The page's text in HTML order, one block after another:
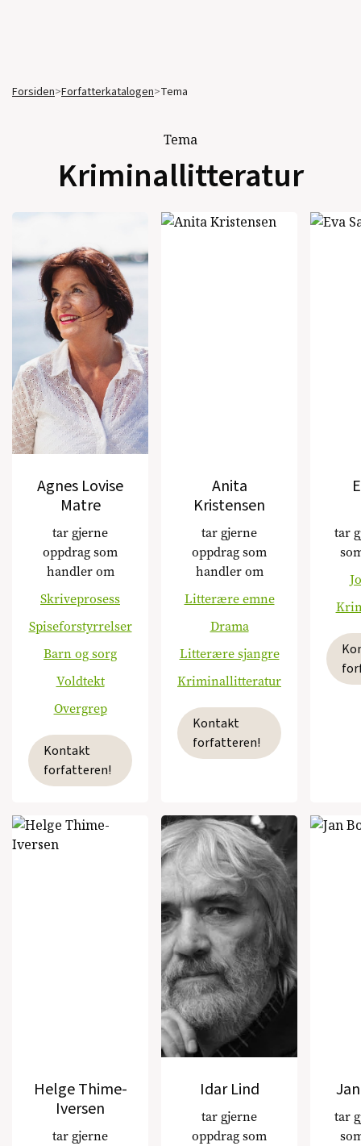
Forsiden>Forfatterkatalogen>Tema
Tema
Kriminallitteratur
Agnes Lovise
Matre
tar gjerne
oppdrag som
handler om
Skriveprosess
Spiseforstyrrelser
Barn og sorg
Voldtekt
Overgrep
Kontakt
forfatteren!
Anita
Kristensen
tar gjerne
oppdrag som
handler om
Litterære emne
Drama
Litterære sjangre
Kriminallitteratur
Kontakt
forfatteren!
tar
Helge Thime-
Iversen
tar gjerne
Idar Lind
tar gjerne
oppdrag som
tar